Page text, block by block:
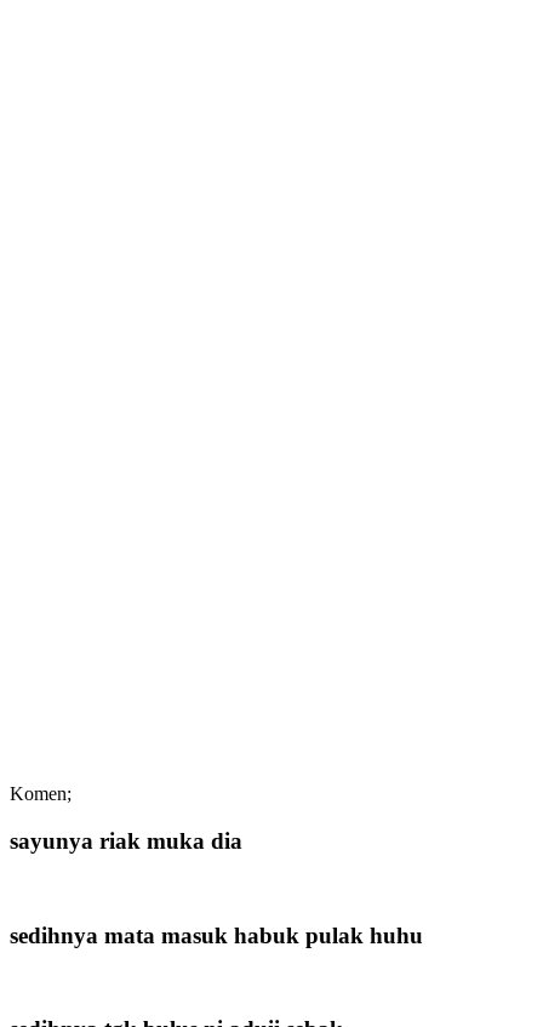
Komen;
sayunya riak muka dia
sedihnya mata masuk habuk pulak huhu